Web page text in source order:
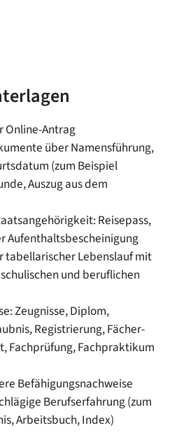
Online-Antrag
über Namensführung,
(zum Beispiel
Auszug aus dem
Reisepass,
Aufenthaltsbescheinigung
tabellarischer Lebenslauf mit
und beruflichen
Zeugnisse, Diplom,
Registrierung, Fächer-
Fachprüfung, Fachpraktikum
Befähigungsnachweise
Berufserfahrung (zum
Arbeitsbuch, Index)